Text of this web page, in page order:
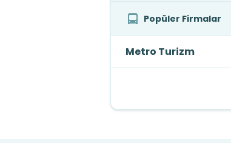
Popüler Firmalar
Metro Turizm